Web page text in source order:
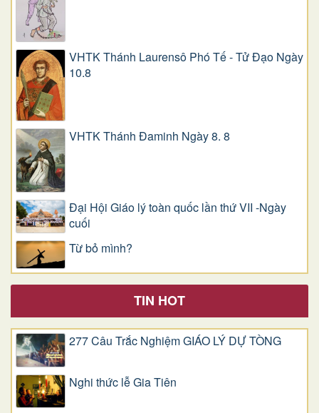
VHTK Thánh Laurensô Phó Tế - Tử Đạo Ngày
10.8
VHTK Thánh Đaminh Ngày 8. 8
Đại Hội Giáo lý toàn quốc lần thứ VII -Ngày
cuối
Từ bỏ mình?
TIN HOT
277 Câu Trắc Nghiệm GIÁO LÝ DỰ TÒNG
Nghi thức lễ Gia Tiên